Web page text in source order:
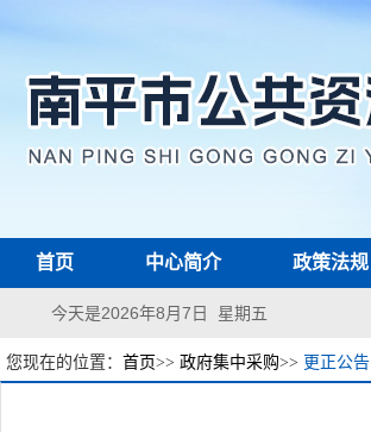
首页 中心简介 政策法规
今天是2026年8月7日 星期五
您现在的位置： 首页>> 政府集中采购>> 更正公告